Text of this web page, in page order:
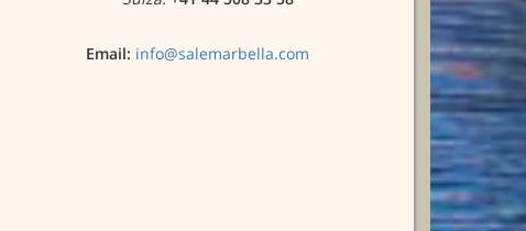
Email: info@salemarbella.com